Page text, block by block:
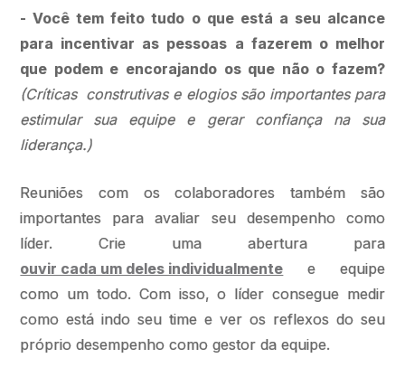
- Você tem feito tudo o que está a seu alcance
para incentivar as pessoas a fazerem o melhor
que podem e encorajando os que não o fazem?
(Críticas construtivas e elogios são importantes para
estimular sua equipe e gerar confiança na sua
liderança.)
Reuniões com os colaboradores também são
importantes para avaliar seu desempenho como
líder. Crie uma abertura para
ouvir cada um deles individualmente e equipe
como um todo. Com isso, o líder consegue medir
como está indo seu time e ver os reflexos do seu
próprio desempenho como gestor da equipe.